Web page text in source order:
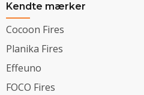
Kendte mærker
Cocoon Fires
Planika Fires
Effeuno
FOCO Fires